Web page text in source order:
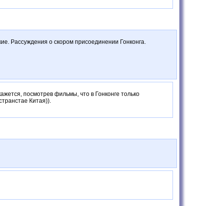
Рассуждения о скором присоединении Гонконга.
посмотрев фильмы, что в Гонконге только
Китая)).